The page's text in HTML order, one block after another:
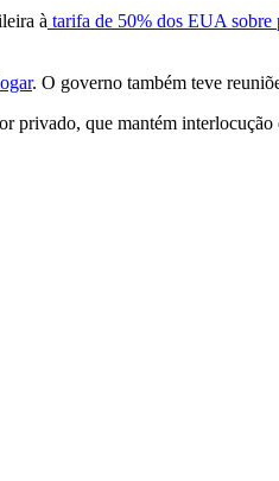
à tarifa de 50% dos EUA sobre
. O governo também teve
privado, que mantém